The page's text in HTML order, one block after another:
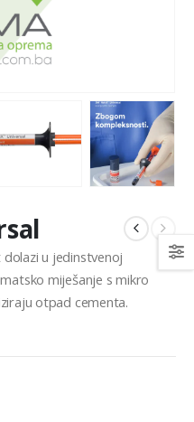
dolazi u jedinstvenoj
miješanje s mikro
otpad cementa.